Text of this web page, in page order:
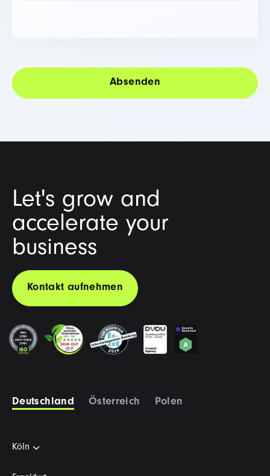
Let's grow and
accelerate your
business
Kontakt aufnehmen
Deutschland Österreich Polen
Köln